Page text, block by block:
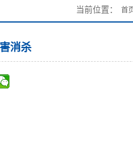
当前位置： 首
消杀